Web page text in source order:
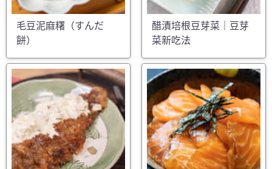
毛豆泥麻糬（すんだ
餅）
醋漬培根豆芽菜｜豆芽
菜新吃法